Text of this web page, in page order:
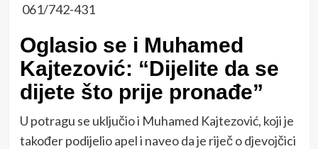
061/742-431
Oglasio se i Muhamed
Kajtezović: “Dijelite da se
dijete što prije pronađe”
U potragu se uključio i Muhamed Kajtezović, koji je
također podijelio apel i naveo da je riječ o djevojčici